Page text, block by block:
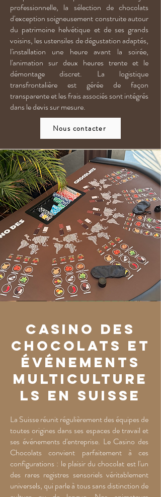
professionnelle, la sélection de chocolats
d'exception soigneusement construite autour
du patrimoine helvétique et de ses grands
voisins, les ustensiles de dégustation adaptés,
l'installation une heure avant la soirée,
l'animation sur deux heures trente et le
démontage discret. La logistique
transfrontalière est gérée de façon
transparente et les frais associés sont intégrés
dans le devis sur mesure.
Nous contacter
Casino des
Chocolats et
événements
multiculture
ls en Suisse
La Suisse réunit régulièrement des équipes de
toutes origines dans ses espaces de travail et
ses événements d'entreprise. Le Casino des
Chocolats convient parfaitement à ces
configurations : le plaisir du chocolat est l'un
des rares registres sensoriels véritablement
universels, qui parle à tous sans distinction de